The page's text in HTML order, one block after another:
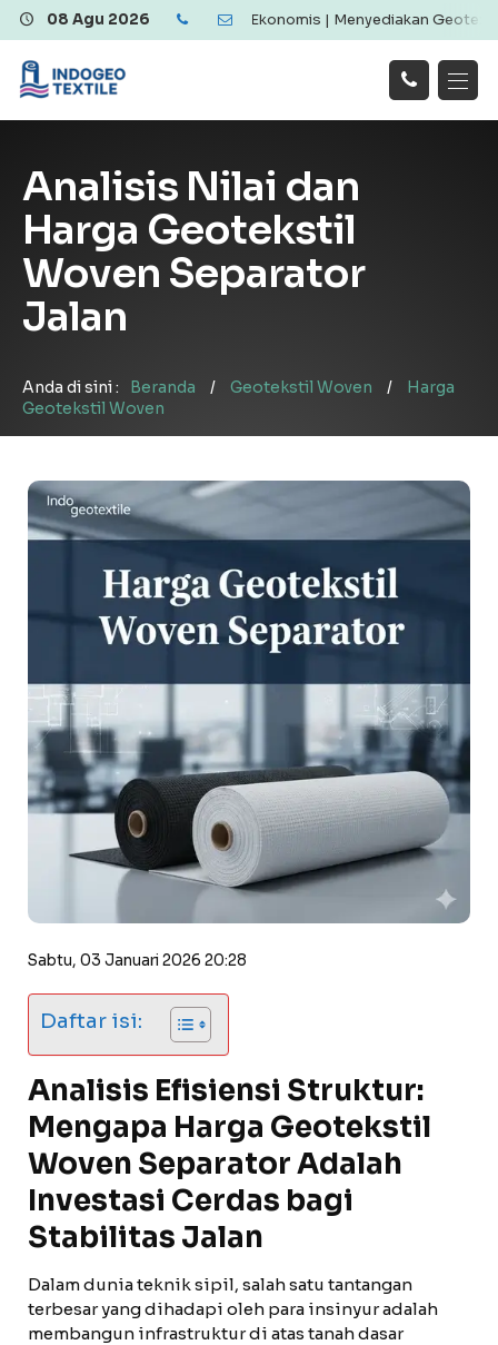
08 Agu 2026
Berkualitas dan Ekonomis | Menyediakan Geotextile
Tentang Kami
Galeri
Layanan
Hubungi
Analisis Nilai dan
Harga Geotekstil
Woven Separator
Jalan
Anda di sini : Beranda / Geotekstil Woven /
Harga
Geotekstil Woven
Sabtu, 03 Januari 2026 20:28
Daftar isi:
Analisis Efisiensi Struktur:
Mengapa Harga Geotekstil
Woven Separator Adalah
Investasi Cerdas bagi
Stabilitas Jalan
Dalam dunia teknik sipil, salah satu tantangan
terbesar yang dihadapi oleh para insinyur adalah
membangun infrastruktur di atas tanah dasar